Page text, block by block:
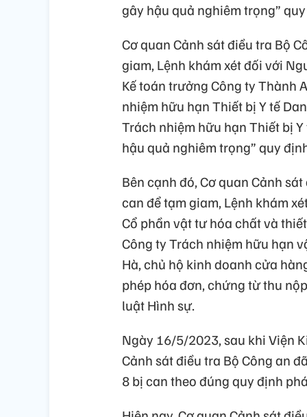
gây hậu quả nghiêm trọng”
Cơ quan Cảnh sát điều tra Bộ
giam, Lệnh khám xét đối với
Kế toán trưởng Công ty Thành
nhiệm hữu hạn Thiết bị Y tế
Trách nhiệm hữu hạn Thiết bị
hậu quả nghiêm trọng” quy
Bên cạnh đó, Cơ quan Cảnh
can để tạm giam, Lệnh khám
Cổ phần vật tư hóa chất và
Công ty Trách nhiệm hữu hạn
Hà, chủ hộ kinh doanh cửa
phép hóa đơn, chứng từ thu
luật Hình sự.
Ngày 16/5/2023, sau khi Viện
Cảnh sát điều tra Bộ Công an
8 bị can theo đúng quy định